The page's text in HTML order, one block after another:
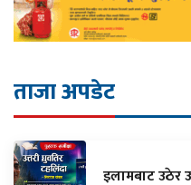
ताजा अपडेट
इलामबाट उठेर